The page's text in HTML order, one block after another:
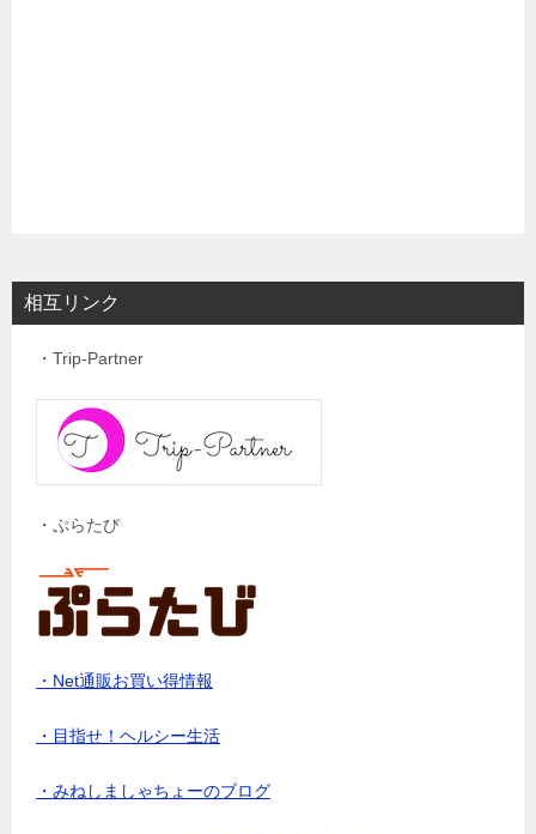
相互リンク
・Trip-Partner
・ぷらたび
・Net通販お買い得情報
・目指せ！ヘルシー生活
・みねしましゃちょーのブログ